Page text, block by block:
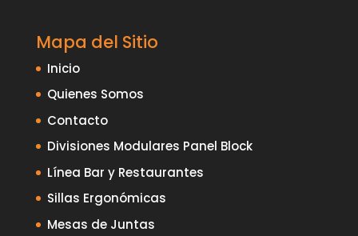
Mapa del Sitio
Inicio
Quienes Somos
Contacto
Divisiones Modulares Panel Block
Línea Bar y Restaurantes
Sillas Ergonómicas
Mesas de Juntas